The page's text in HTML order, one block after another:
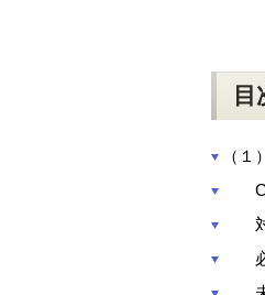
目
（
対
必